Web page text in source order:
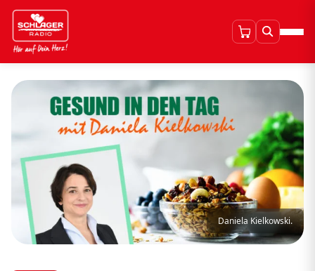
Daniela Kielkowski.